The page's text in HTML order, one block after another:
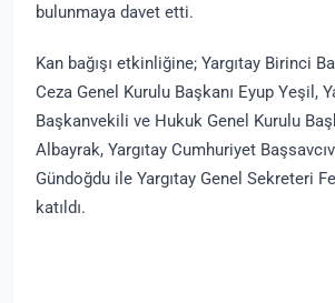
bulunmaya davet etti.
Kan bağışı etkinliğine; Yargıtay Birinci
Ceza Genel Kurulu Başkanı Eyup Yeşil,
Başkanvekili ve Hukuk Genel Kurulu
Albayrak, Yargıtay Cumhuriyet
Gündoğdu ile Yargıtay Genel Sekreteri
katıldı.